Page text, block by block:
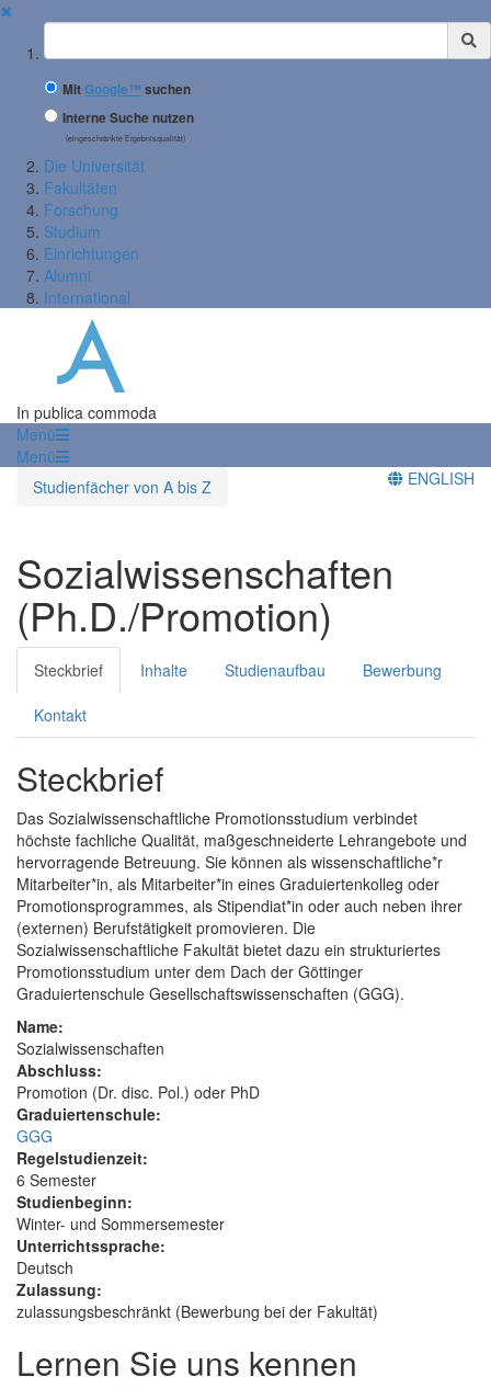
✖
Suchbegriff
MitGoogle™ suchen
Interne Suche nutzen
(eingeschränkte Ergebnisqualität)
Die Universität
Fakultäten
Forschung
Studium
Einrichtungen
Alumni
International
In publica commoda
Menü
Menü
Studienfächer von A bis Z
ENGLISH
Sozialwissenschaften
(Ph.D./Promotion)
Steckbrief Inhalte Studienaufbau Bewerbung
Kontakt
Steckbrief
Das Sozialwissenschaftliche Promotionsstudium verbindet
höchste fachliche Qualität, maßgeschneiderte Lehrangebote und
hervorragende Betreuung. Sie können als wissenschaftliche*r
Mitarbeiter*in, als Mitarbeiter*in eines Graduiertenkolleg oder
Promotionsprogrammes, als Stipendiat*in oder auch neben ihrer
(externen) Berufstätigkeit promovieren. Die
Sozialwissenschaftliche Fakultät bietet dazu ein strukturiertes
Promotionsstudium unter dem Dach der Göttinger
Graduiertenschule Gesellschaftswissenschaften (GGG).
Name:
Sozialwissenschaften
Abschluss:
Promotion (Dr. disc. Pol.) oder PhD
Graduiertenschule:
GGG
Regelstudienzeit:
6 Semester
Studienbeginn:
Winter- und Sommersemester
Unterrichtssprache:
Deutsch
Zulassung:
zulassungsbeschränkt (Bewerbung bei der Fakultät)
Lernen Sie uns kennen